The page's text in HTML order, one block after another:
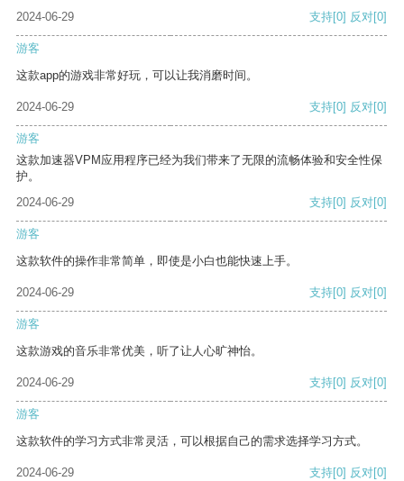
2024-06-29
支持[0] 反对[0]
游客
这款app的游戏非常好玩，可以让我消磨时间。
2024-06-29 支持[0] 反对[0]
游客
这款加速器VPM应用程序已经为我们带来了无限的流畅体验和安全性保
护。
2024-06-29
支持[0] 反对[0]
游客
这款软件的操作非常简单，即使是小白也能快速上手。
2024-06-29 支持[0] 反对[0]
游客
这款游戏的音乐非常优美，听了让人心旷神怡。
2024-06-29 支持[0] 反对[0]
游客
这款软件的学习方式非常灵活，可以根据自己的需求选择学习方式。
2024-06-29 支持[0] 反对[0]